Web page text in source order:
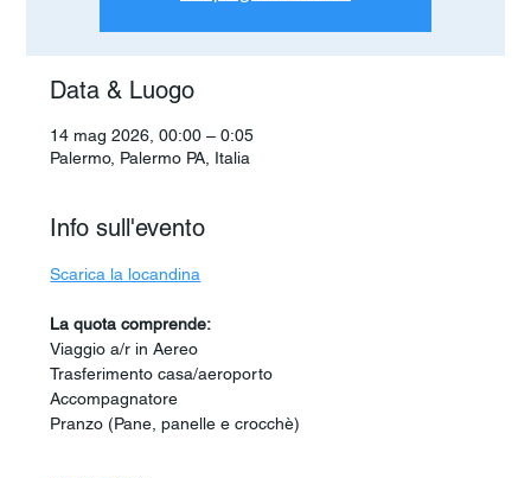
Data & Luogo
14 mag 2026, 00:00 – 0:05
Palermo, Palermo PA, Italia
Info sull'evento
Scarica la locandina
La quota comprende:
Viaggio a/r in Aereo
Trasferimento casa/aeroporto
Accompagnatore
Pranzo (Pane, panelle e crocchè)